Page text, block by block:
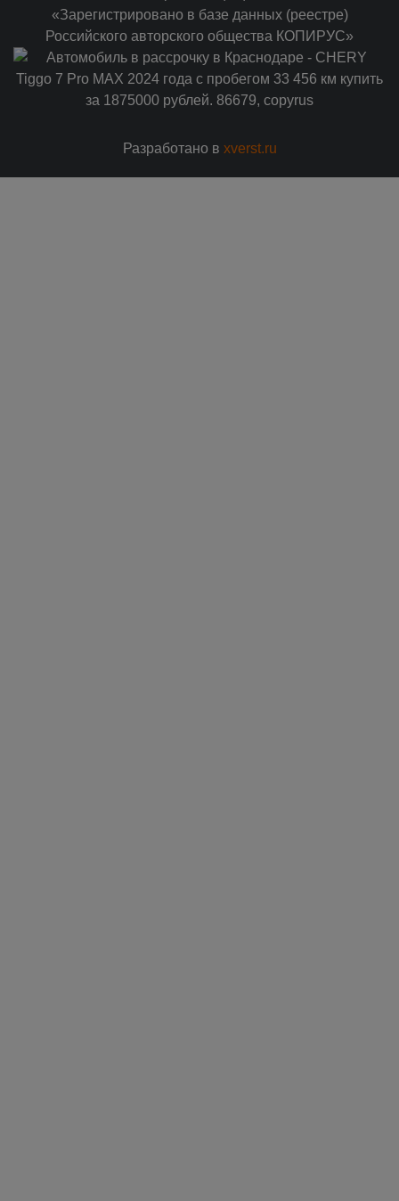
«Зарегистрировано в базе данных (реестре)
Российского авторского общества КОПИРУС»
Разработано в xverst.ru